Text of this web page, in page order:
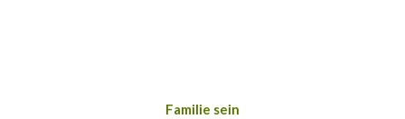
Familie sein